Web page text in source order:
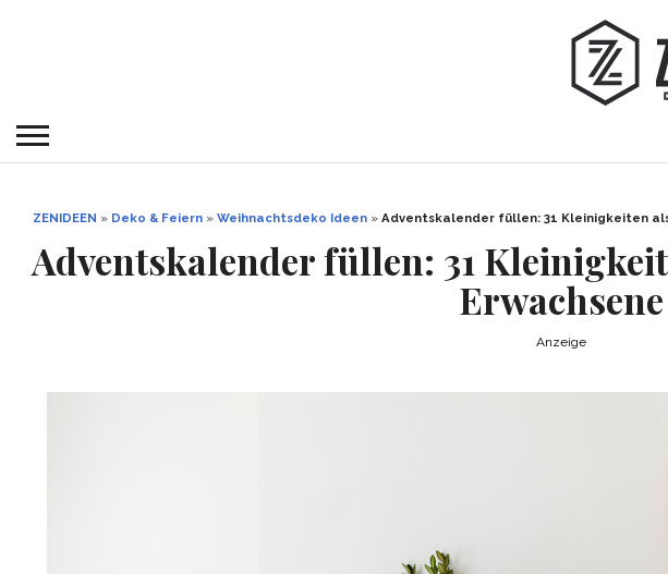
ZENIDEEN » Deko & Feiern » Weihnachtsdeko Ideen » Adventskalender füllen: 31 Kleinigkeiten
Adventskalender füllen: 31
Erwachsene
Anzeige